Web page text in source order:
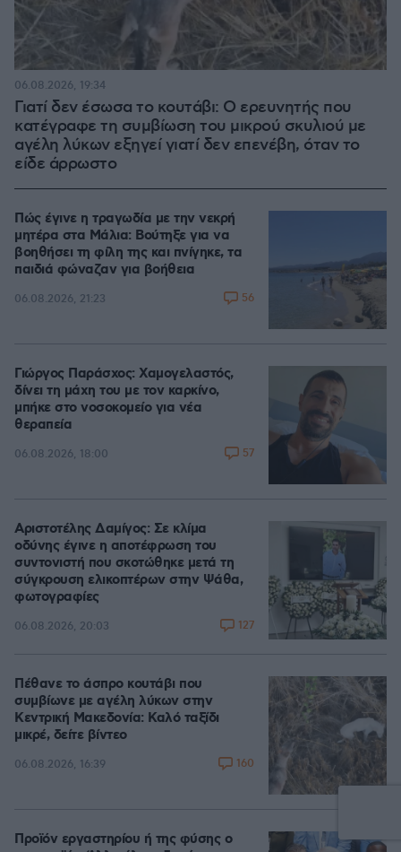
Γιατί δεν έσωσα το κουτάβι: Ο ερευνητής που
κατέγραφε τη συμβίωση του μικρού σκυλιού με
αγέλη λύκων εξηγεί γιατί δεν επενέβη, όταν το
είδε άρρωστο
06.08.2026, 19:34
Πώς έγινε η τραγωδία με την νεκρή
μητέρα στα Μάλια: Βούτηξε για να
βοηθήσει τη φίλη της και πνίγηκε, τα
παιδιά φώναζαν για βοήθεια
06.08.2026, 21:23 56
Γιώργος Παράσχος: Χαμογελαστός,
δίνει τη μάχη του με τον καρκίνο,
μπήκε στο νοσοκομείο για νέα
θεραπεία
06.08.2026, 18:00 57
Αριστοτέλης Δαμίγος: Σε κλίμα
οδύνης έγινε η αποτέφρωση του
συντονιστή που σκοτώθηκε μετά τη
σύγκρουση ελικοπτέρων στην Ψάθα,
φωτογραφίες
06.08.2026, 20:03 127
Πέθανε το άσπρο κουτάβι που
συμβίωνε με αγέλη λύκων στην
Κεντρική Μακεδονία: Καλό ταξίδι
μικρέ, δείτε βίντεο
06.08.2026, 16:39 160
Προϊόν εργαστηρίου ή της φύσης ο